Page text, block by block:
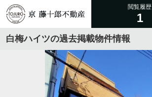
閲覧履歴
1
白梅ハイツの過去掲載物件情報